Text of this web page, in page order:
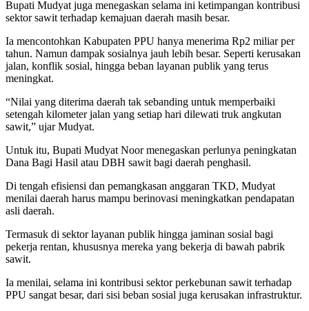
Bupati Mudyat juga menegaskan selama ini ketimpangan kontribusi
sektor sawit terhadap kemajuan daerah masih besar.
Ia mencontohkan Kabupaten PPU hanya menerima Rp2 miliar per
tahun. Namun dampak sosialnya jauh lebih besar. Seperti kerusakan
jalan, konflik sosial, hingga beban layanan publik yang terus
meningkat.
“Nilai yang diterima daerah tak sebanding untuk memperbaiki
setengah kilometer jalan yang setiap hari dilewati truk angkutan
sawit,” ujar Mudyat.
Untuk itu, Bupati Mudyat Noor menegaskan perlunya peningkatan
Dana Bagi Hasil atau DBH sawit bagi daerah penghasil.
Di tengah efisiensi dan pemangkasan anggaran TKD, Mudyat
menilai daerah harus mampu berinovasi meningkatkan pendapatan
asli daerah.
Termasuk di sektor layanan publik hingga jaminan sosial bagi
pekerja rentan, khususnya mereka yang bekerja di bawah pabrik
sawit.
Ia menilai, selama ini kontribusi sektor perkebunan sawit terhadap
PPU sangat besar, dari sisi beban sosial juga kerusakan infrastruktur.